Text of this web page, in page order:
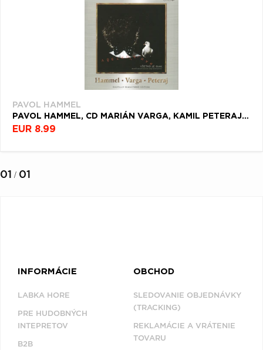
PAVOL HAMMEL
PAVOL HAMMEL, CD MARIÁN VARGA, KAMIL PETERAJ - VŠETKO JE INAK
EUR 8.99
01 / 01
INFORMÁCIE
LABKA HORE
PRE HUDOBNÝCH
INTEPRETOV
B2B
OBCHOD
SLEDOVANIE OBJEDNÁVKY
(TRACKING)
REKLAMÁCIE A VRÁTENIE
TOVARU